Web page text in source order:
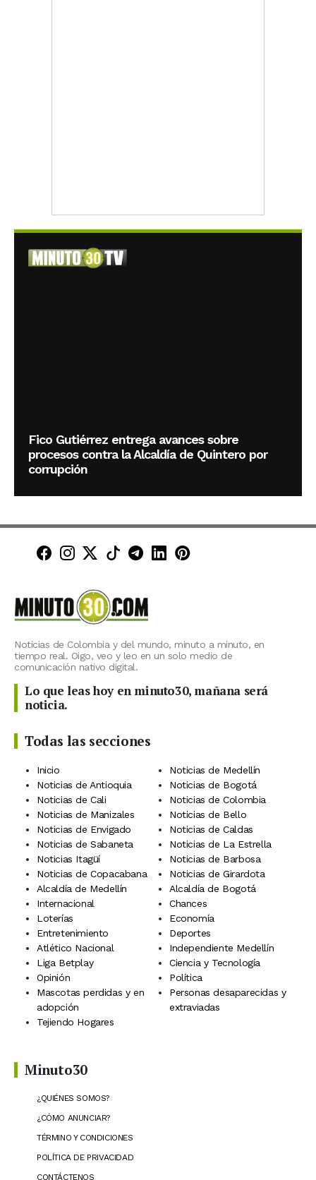
Fico Gutiérrez entrega avances sobre
procesos contra la Alcaldía de Quintero por
corrupción
Minuto30 en Facebook
Minuto30 en Instagram
Minuto30 en X (Twitter)
Minuto30 en TikTok
Canal de Minuto30 en
Minuto30 en LinkedIn
Minuto30 en
Noticias de Colombia y del mundo, minuto a minuto, en
tiempo real. Oigo, veo y leo en un solo medio de
comunicación nativo digital.
Lo que leas hoy en minuto30, mañana será
noticia.
Todas las secciones
Inicio
Noticias de Medellín
Noticias de Antioquia
Noticias de Bogotá
Noticias de Cali
Noticias de Colombia
Noticias de Manizales
Noticias de Bello
Noticias de Envigado
Noticias de Caldas
Noticias de Sabaneta
Noticias de La Estrella
Noticias Itagüí
Noticias de Barbosa
Noticias de Copacabana
Noticias de Girardota
Alcaldía de Medellín
Alcaldía de Bogotá
Internacional
Chances
Loterías
Economía
Entretenimiento
Deportes
Atlético Nacional
Independiente Medellín
Liga Betplay
Ciencia y Tecnología
Opinión
Política
Mascotas perdidas y en
adopción
Personas desaparecidas y
extraviadas
Tejiendo Hogares
Minuto30
¿QUIÉNES SOMOS?
¿CÓMO ANUNCIAR?
TÉRMINO Y CONDICIONES
POLÍTICA DE PRIVACIDAD
CONTÁCTENOS